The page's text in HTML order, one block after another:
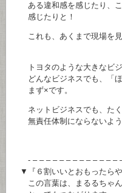
ある違和感を感じたり、こ
感じたりと！
これも、あくまで現場を見
トヨタのような大きなビジ
どんなビジネスでも、「ほ
まず×です。
ネットビジネスでも、たく
無責任体制にならないよう
- – – – – – – – – – – – – –
▼『６割いいとおもったらや
この言葉は、まるるちゃん